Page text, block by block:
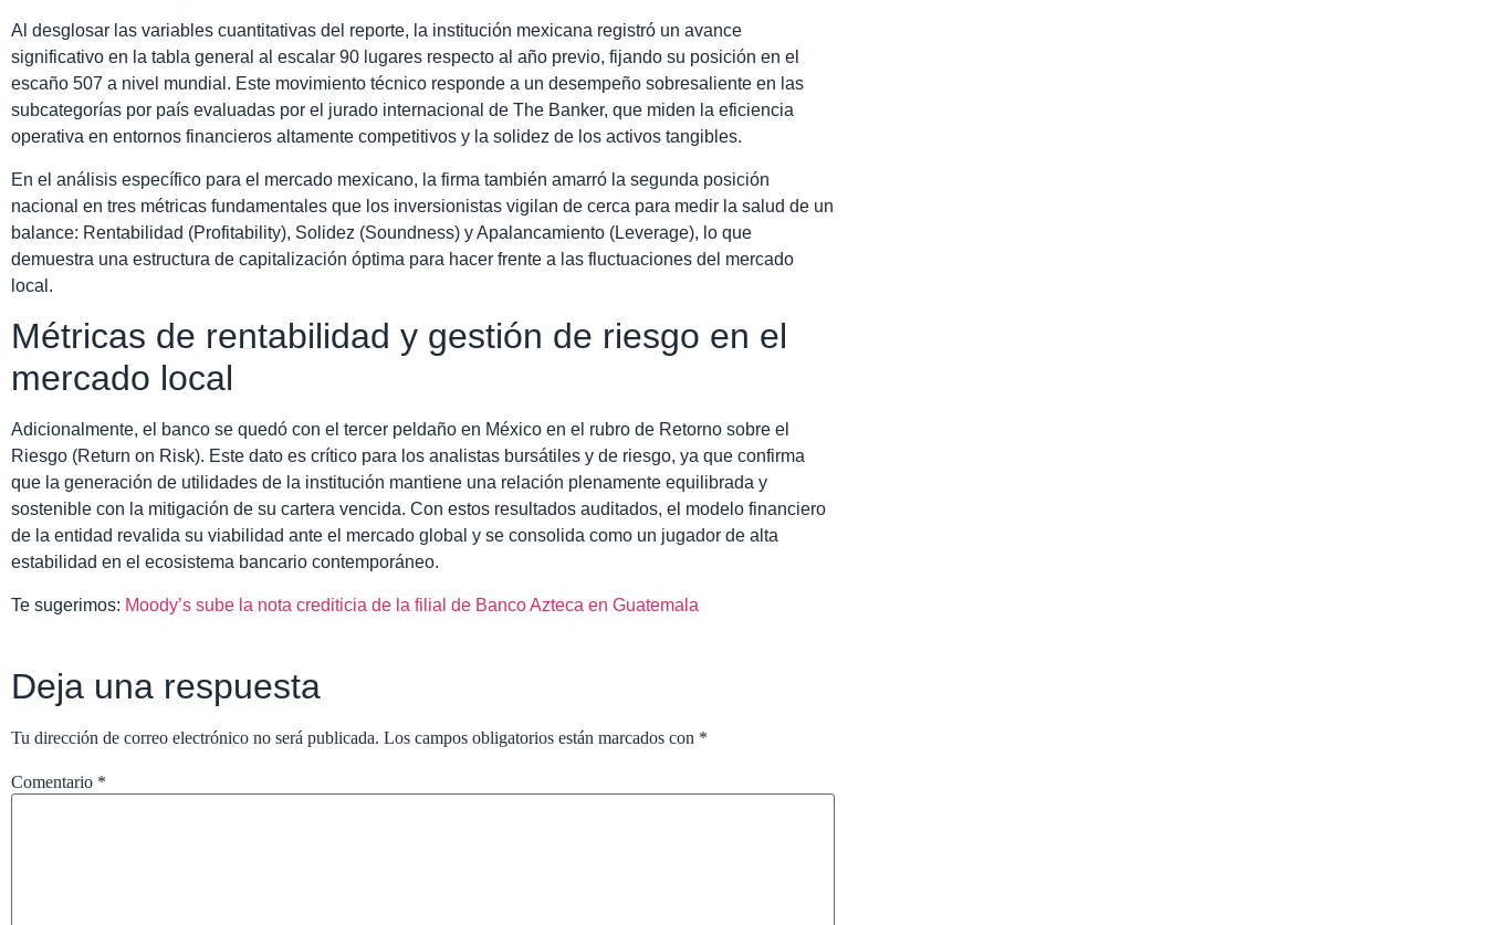
Al desglosar las variables cuantitativas del reporte, la institución mexicana registró un avance
significativo en la tabla general al escalar 90 lugares respecto al año previo, fijando su posición en el
escaño 507 a nivel mundial. Este movimiento técnico responde a un desempeño sobresaliente en las
subcategorías por país evaluadas por el jurado internacional de The Banker, que miden la eficiencia
operativa en entornos financieros altamente competitivos y la solidez de los activos tangibles.
En el análisis específico para el mercado mexicano, la firma también amarró la segunda posición
nacional en tres métricas fundamentales que los inversionistas vigilan de cerca para medir la salud de un
balance: Rentabilidad (Profitability), Solidez (Soundness) y Apalancamiento (Leverage), lo que
demuestra una estructura de capitalización óptima para hacer frente a las fluctuaciones del mercado
local.
Métricas de rentabilidad y gestión de riesgo en el
mercado local
Adicionalmente, el banco se quedó con el tercer peldaño en México en el rubro de Retorno sobre el
Riesgo (Return on Risk). Este dato es crítico para los analistas bursátiles y de riesgo, ya que confirma
que la generación de utilidades de la institución mantiene una relación plenamente equilibrada y
sostenible con la mitigación de su cartera vencida. Con estos resultados auditados, el modelo financiero
de la entidad revalida su viabilidad ante el mercado global y se consolida como un jugador de alta
estabilidad en el ecosistema bancario contemporáneo.
Te sugerimos: Moody’s sube la nota crediticia de la filial de Banco Azteca en Guatemala
Deja una respuesta
Tu dirección de correo electrónico no será publicada. Los campos obligatorios están marcados con *
Comentario *